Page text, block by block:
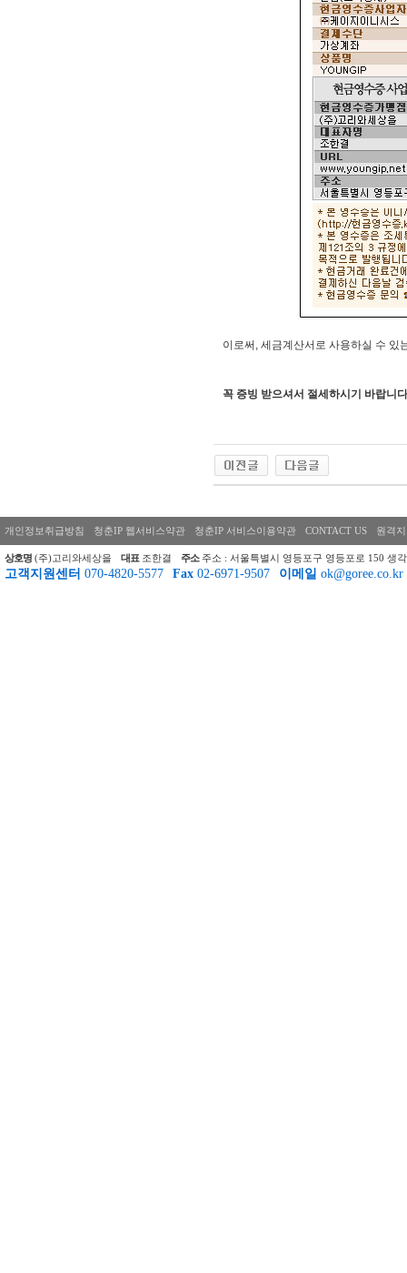
이로써 , 세금계산서로 사용하실 수 있
꼭 증빙 받으셔서 절세하시기 바랍니다
개인정보취급방침 청춘IP 웹서비스약관 청춘IP 서비스이용약관 CONTACT US 원격
상호명 (주)고리와세상을 대표 조한결 주소 주소 : 서울특별시 영등포구 영등포로 150 생
고객지원센터 070-4820-5577 Fax 02-6971-9507 이메일 ok@goree.co.kr